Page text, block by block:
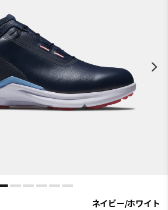
ネイビー/ホワイト